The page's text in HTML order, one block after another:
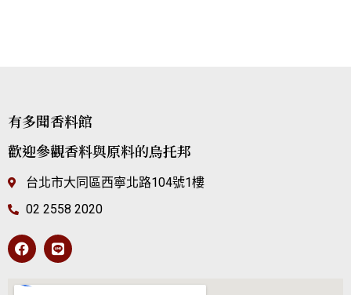
有多聞香料館
歡迎參觀香料與原料的烏托邦
台北市大同區西寧北路104號1樓
02 2558 2020